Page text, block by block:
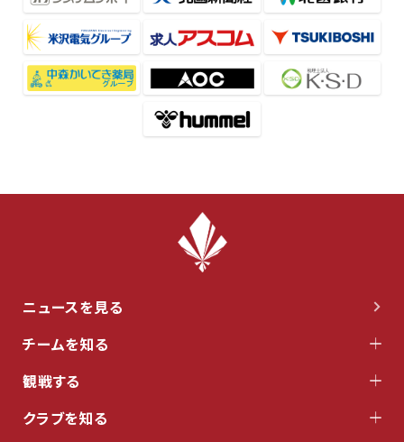
ニュースを見る
チームを知る
観戦する
クラブを知る